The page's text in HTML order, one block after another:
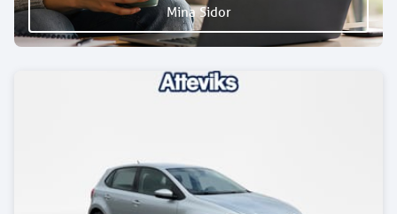
Mina Sidor